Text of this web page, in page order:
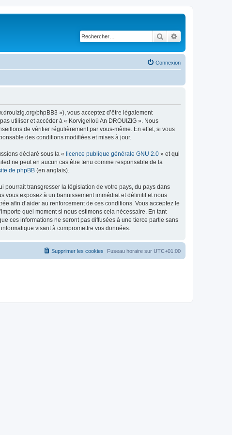
Rechercher
Connexion
phpBB3 »), vous acceptez d’être légalement
utiliser et accéder à « Korvigelloù An DROUIZIG ». Nous
de vérifier régulièrement par vous-même. En effet, si vous
des conditions modifiées et mises à jour.
déclaré sous la « licence publique générale GNU 2.0 » et qui
ne peut en aucun cas être tenu comme responsable de la
de phpBB (en anglais).
pourrait transgresser la législation de votre pays, du pays dans
vous exposez à un bannissement immédiat et définitif et nous
afin d’aider au renforcement de ces conditions. Vous acceptez le
quel moment si nous estimons cela nécessaire. En tant
ces informations ne seront pas diffusées à une tierce partie sans
visant à compromettre vos données.
Fuseau horaire sur UTC+01:00
Supprimer les cookies